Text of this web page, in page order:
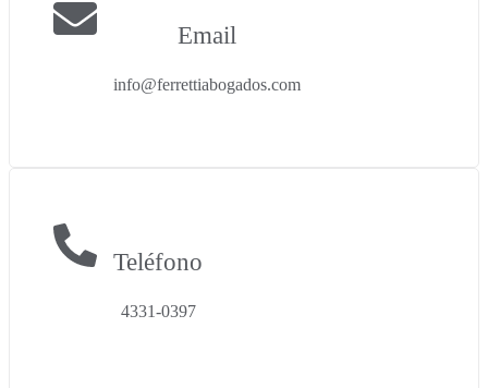
Email
info@ferrettiabogados.com
Teléfono
4331-0397